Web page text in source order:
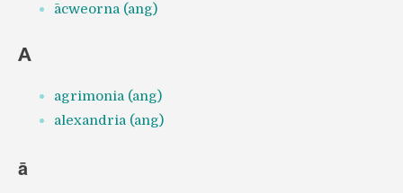
ācweorna (ang)
A
agrimonia (ang)
alexandria (ang)
ā